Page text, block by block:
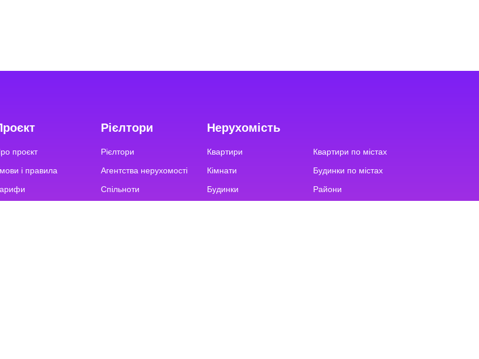
проєкт
і правила
Рієлтори
Рієлтори
Агентства нерухомості
Спільноти
Нерухомість
Квартири
Кімнати
Будинки
Квартири по містах
Будинки по містах
Райони